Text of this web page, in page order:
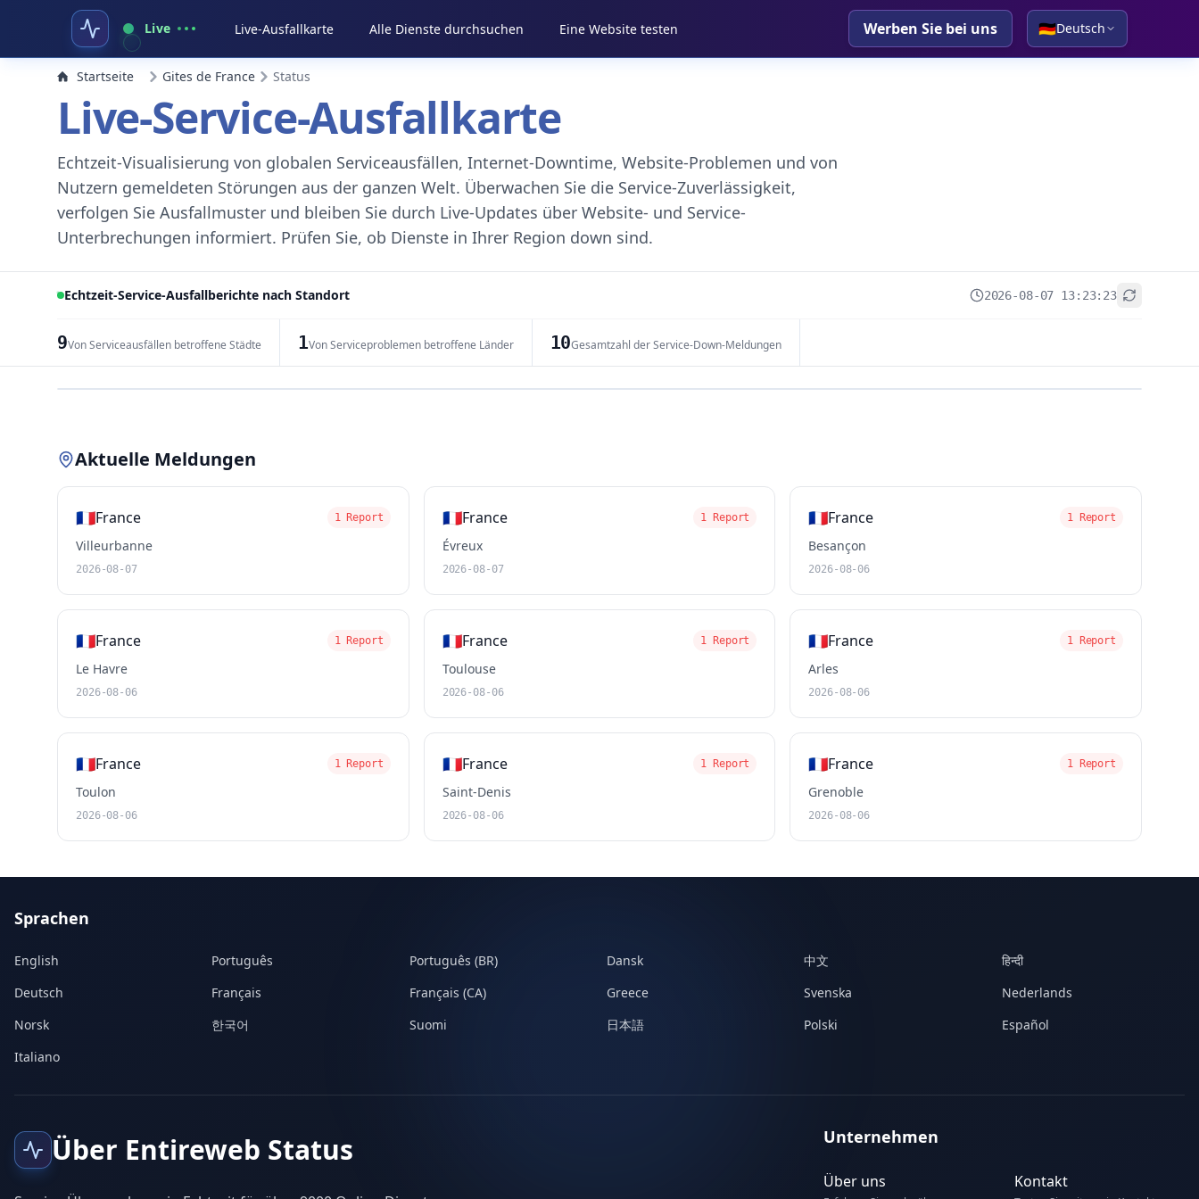
Live Live-Ausfallkarte Alle Dienste durchsuchen Eine Website testen Werben Sie bei uns 🇩🇪Deutsch
Startseite Gites de France Status
Live-Service-Ausfallkarte
Echtzeit-Visualisierung von globalen Serviceausfällen, Internet-Downtime, Website-Problemen und von
Nutzern gemeldeten Störungen aus der ganzen Welt. Überwachen Sie die Service-Zuverlässigkeit,
verfolgen Sie Ausfallmuster und bleiben Sie durch Live-Updates über Website- und Service-
Unterbrechungen informiert. Prüfen Sie, ob Dienste in Ihrer Region down sind.
Echtzeit-Service-Ausfallberichte nach Standort 2026-08-07 13:23:23
9Von Serviceausfällen betroffene Städte 1Von Serviceproblemen betroffene Länder 10Gesamtzahl der Service-Down-Meldungen
Aktuelle Meldungen
🇫🇷France 1 Report
Villeurbanne
2026-08-07
🇫🇷France 1 Report
Évreux
2026-08-07
🇫🇷France 1 Report
Besançon
2026-08-06
🇫🇷France 1 Report
Le Havre
2026-08-06
🇫🇷France 1 Report
Toulouse
2026-08-06
🇫🇷France 1 Report
Arles
2026-08-06
🇫🇷France 1 Report
Toulon
2026-08-06
🇫🇷France 1 Report
Saint-Denis
2026-08-06
🇫🇷France 1 Report
Grenoble
2026-08-06
Sprachen
English Português Português (BR) Dansk 中文
हिन्दी
Deutsch
Français Français (CA) Greece Svenska
Nederlands
Norsk
한국어 Suomi 日本語 Polski
Español
Italiano
Über Entireweb Status Unternehmen
Über uns Kontakt